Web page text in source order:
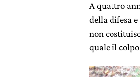
A quattro
della difesa
non
quale il